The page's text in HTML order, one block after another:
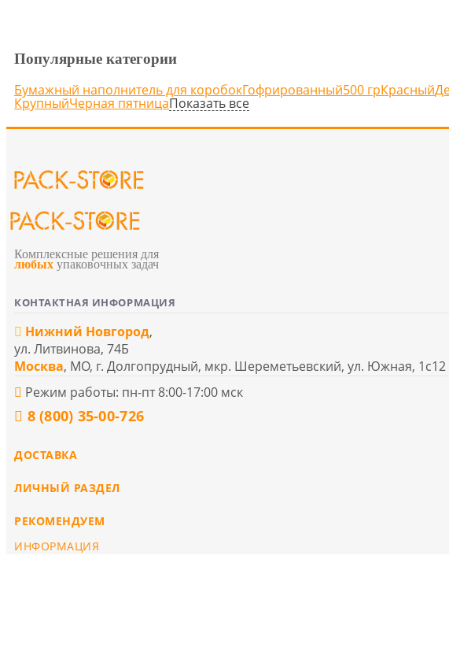
Популярные категории
Бумажный наполнитель для коробокГофрированный500 грКрасный
КрупныйЧерная пятницаПоказать все
Комплексные решения для
любых упаковочных задач
КОНТАКТНАЯ ИНФОРМАЦИЯ
Нижний Новгород,
ул. Литвинова, 74Б
Москва, МО, г. Долгопрудный, мкр. Шереметьевский, ул. Южная, 1с12
Режим работы: пн-пт 8:00-17:00 мск
8 (800) 35-00-726
ДОСТАВКА
ЛИЧНЫЙ РАЗДЕЛ
РЕКОМЕНДУЕМ
ИНФОРМАЦИЯ